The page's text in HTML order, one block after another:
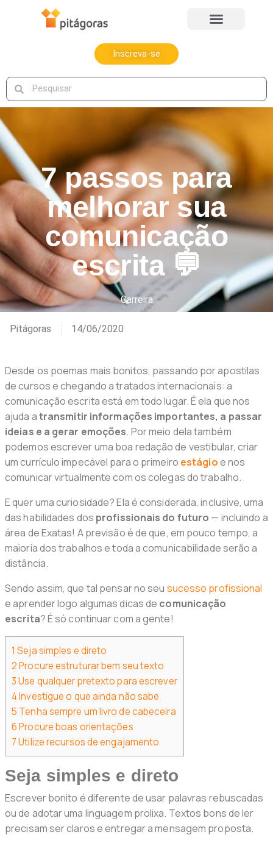
Inscreva-se
7 passos para
melhorar sua
comunicação
escrita 💬
Carreira
Pitágoras 14/06/2020
Desde os poemas mais bonitos, passando por apostilas
de cursos e chegando a tratados internacionais: a
comunicação escrita está em todo lugar. É ela que nos
ajuda atransmitir informações importantes, a passar
ideias e a gerar emoções. Por meio dela também
podemos escrever uma boa redação de vestibular, criar
um currículo impecável para o primeiro estágioe nos
comunicar virtualmente com os colegas do trabalho.
E quer uma curiosidade? Ela é considerada, inclusive, uma
das habilidades dos profissionais do futuro — incluindo a
área de Exatas! A previsão é de que, em pouco tempo, a
maioria dos trabalhos e toda a comunicabilidade serão a
distância.
Sendo assim, que tal pensar no seu sucesso profissional
e aprender logo algumas dicas de comunicação
escrita? É só continuar com a gente!
1 Seja simples e direto
2Procure estruturar bem seu texto
3Use qualquer pretexto para escrever
4Investigue o que ainda não sabe
5 Tenha sempre um livro de cabeceira
6Procure boas orientações
7Utilize recursos de engajamento
Seja simples e direto
Escrever bonito é diferente de usar palavras rebuscadas
ou de adotar uma linguagem prolixa. Textos bons de ler
precisam ser claros e entregar a mensagem proposta.